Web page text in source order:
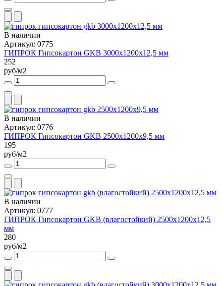
В наличии
Артикул: 0775
ГИПРОК Гипсокартон GKB 3000x1200x12,5 мм
252
руб/м2
В наличии
Артикул: 0776
ГИПРОК Гипсокартон GKB 2500x1200x9,5 мм
195
руб/м2
В наличии
Артикул: 0777
ГИПРОК Гипсокартон GKB (влагостойкий) 2500x1200x12,5
мм
280
руб/м2